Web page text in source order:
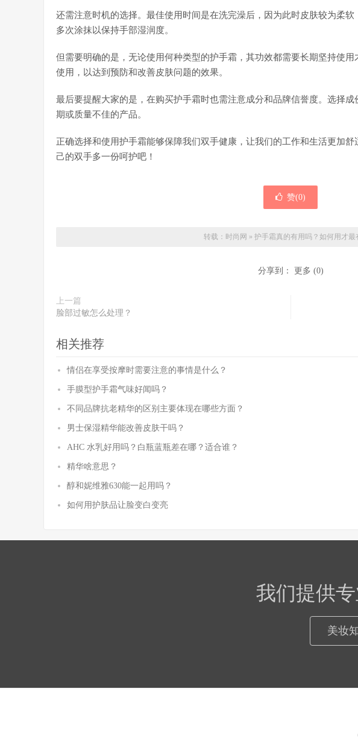
还需注意时机的选择。最佳使用时间是在洗完澡后，因为此时皮肤较为柔
多次涂抹以保持手部湿润度。
但需要明确的是，无论使用何种类型的护手霜，其功效都需要长期坚持使
使用，以达到预防和改善皮肤问题的效果。
最后要提醒大家的是，在购买护手霜时也需注意成分和品牌信誉度。选择
期或质量不佳的产品。
正确选择和使用护手霜能够保障我们双手健康，让我们的工作和生活更加
己的双手多一份呵护吧！
赞(0)
转载： 时尚网 » 护手霜真的有用吗？如何用才最
分享到： 更多 (0)
上一篇
脸部过敏怎么处理？
相关推荐
情侣在享受按摩时需要注意的事情是什么？
手膜型护手霜气味好闻吗？
不同品牌抗老精华的区别主要体现在哪些方面？
男士保湿精华能改善皮肤干吗？
AHC 水乳好用吗？白瓶蓝瓶差在哪？适合谁？
精华啥意思？
醇和妮维雅630能一起用吗？
如何用护肤品让脸变白变亮
我们提供
美妆